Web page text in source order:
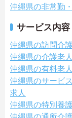
沖縄県の非常勤
サービス内容
沖縄県の訪問介
沖縄県の介護老
沖縄県の有料老
沖縄県のサービ
求人
沖縄県の特別養